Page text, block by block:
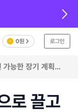
0원 로그인
능한 장기 계획
로 끌고